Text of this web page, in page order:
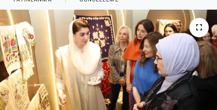
İlçeler
MAGAZİN
Bilim, Teknoloji
ASAYİŞ